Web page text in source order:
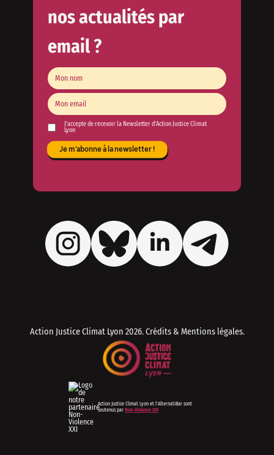
nos actualités par
email ?
J'accepte de recevoir la Newsletter d'Action Justice Climat
Lyon
Action Justice Climat Lyon 2026. Crédits & Mentions légales.
Action Justice Climat Lyon et l'AlternatiBar sont
soutenus par Non-Violence XXI